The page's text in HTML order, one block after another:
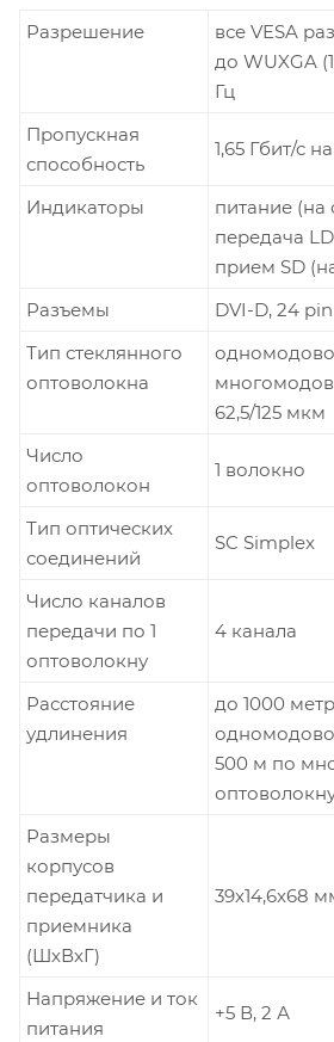
Разрешение
все VESA
до WUXGA
Гц
Пропускная
способность
1,65 Гбит/с
Индикаторы
питание (на
передача
прием SD
Разъемы
DVI-D, 24 pin
Тип стеклянного
оптоволокна
62,5/125 мкм
Число
оптоволокон
1 волокно
Тип оптических
соединений
SC Simplex
Число каналов
передачи по 1
оптоволокну
4 канала
Расстояние
удлинения
до 1000
500 м по
Размеры
корпусов
передатчика и
приемника
(ШxВxГ)
39x14,6x68
Напряжение и ток
питания
+5 В, 2 А